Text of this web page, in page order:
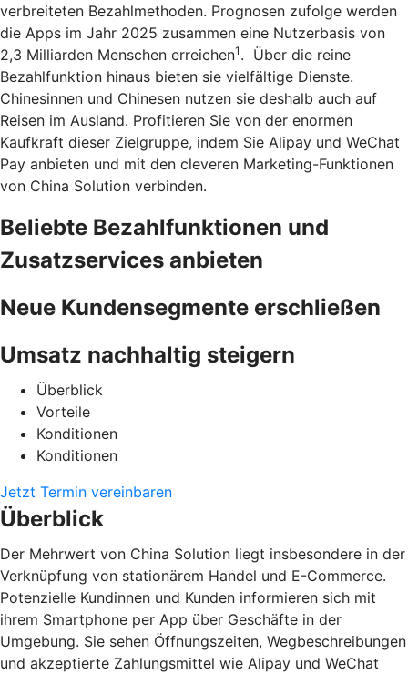
verbreiteten Bezahlmethoden. Prognosen zufolge werden
die Apps im Jahr 2025 zusammen eine Nutzerbasis von
2,3 Milliarden Menschen erreichen1 . Über die reine
Bezahlfunktion hinaus bieten sie vielfältige Dienste.
Chinesinnen und Chinesen nutzen sie deshalb auch auf
Reisen im Ausland. Profitieren Sie von der enormen
Kaufkraft dieser Zielgruppe, indem Sie Alipay und WeChat
Pay anbieten und mit den cleveren Marketing-Funktionen
von China Solution verbinden.
Beliebte Bezahlfunktionen und
Zusatzservices anbieten
Neue Kundensegmente erschließen
Umsatz nachhaltig steigern
Überblick
Vorteile
Konditionen
Konditionen
Jetzt Termin vereinbaren
Überblick
Der Mehrwert von China Solution liegt insbesondere in der
Verknüpfung von stationärem Handel und E-Commerce.
Potenzielle Kundinnen und Kunden informieren sich mit
ihrem Smartphone per App über Geschäfte in der
Umgebung. Sie sehen Öffnungszeiten, Wegbeschreibungen
und akzeptierte Zahlungsmittel wie Alipay und WeChat